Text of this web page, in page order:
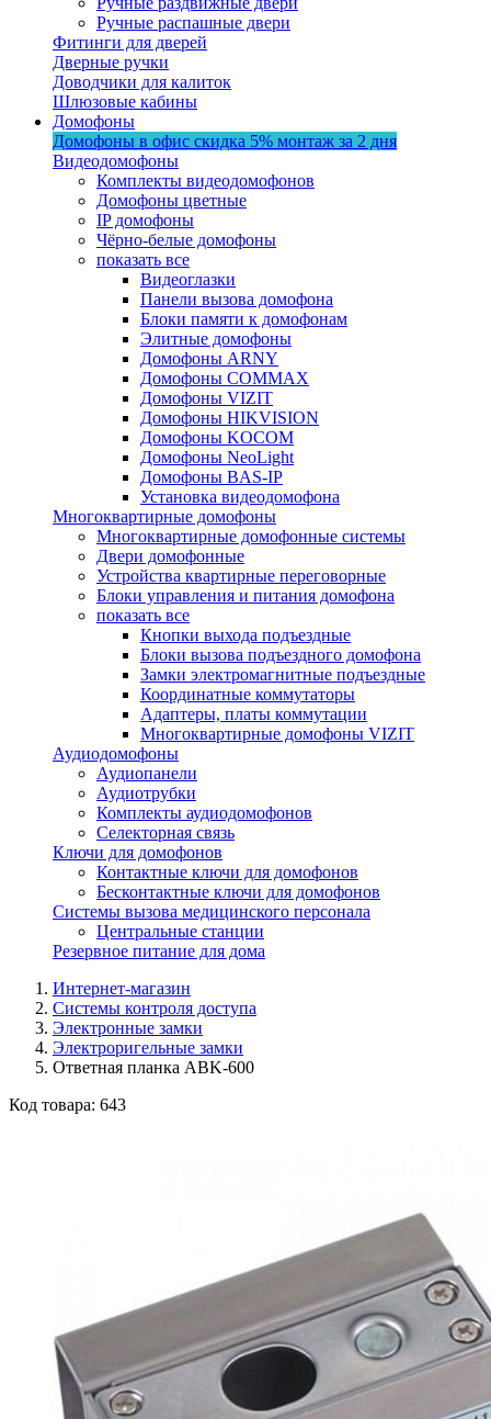
Ручные распашные двери
Фитинги для дверей
Дверные ручки
Доводчики для калиток
Шлюзовые кабины
Домофоны
Домофоны в офис скидка 5% монтаж за 2 дня
Видеодомофоны
Комплекты видеодомофонов
Домофоны цветные
IP домофоны
Чёрно-белые домофоны
показать все
Видеоглазки
Панели вызова домофона
Блоки памяти к домофонам
Элитные домофоны
Домофоны ARNY
Домофоны COMMAX
Домофоны VIZIT
Домофоны HIKVISION
Домофоны KOCOM
Домофоны NeoLight
Домофоны BAS-IP
Установка видеодомофона
Многоквартирные домофоны
Многоквартирные домофонные системы
Двери домофонные
Устройства квартирные переговорные
Блоки управления и питания домофона
показать все
Кнопки выхода подъездные
Блоки вызова подъездного домофона
Замки электромагнитные подъездные
Координатные коммутаторы
Адаптеры, платы коммутации
Многоквартирные домофоны VIZIT
Аудиодомофоны
Аудиопанели
Аудиотрубки
Комплекты аудиодомофонов
Селекторная связь
Ключи для домофонов
Контактные ключи для домофонов
Бесконтактные ключи для домофонов
Системы вызова медицинского персонала
Центральные станции
Резервное питание для дома
Интернет-магазин
Системы контроля доступа
Электронные замки
Электроригельные замки
Ответная планка ABK-600
Код товара: 643